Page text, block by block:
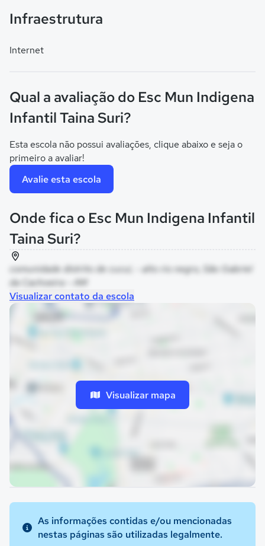
Infraestrutura
Internet
Qual a avaliação do Esc Mun Indigena
Infantil Taina Suri?
Esta escola não possui avaliações, clique abaixo e seja o
primeiro a avaliar!
Avalie esta escola
Onde fica o Esc Mun Indigena Infantil
Taina Suri?
comunidade distrito de cucui, - alto rio negro, São Gabriel
da Cachoeira - AM
Visualizar contato da escola
Visualizar mapa
As informações contidas e/ou mencionadas
nestas páginas são utilizadas legalmente.